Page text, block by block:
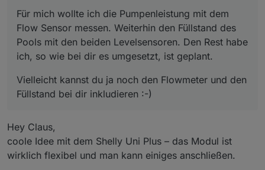
Für mich wollte ich die Pumpenleistung mit dem
Flow Sensor messen. Weiterhin den Füllstand des
Pools mit den beiden Levelsensoren. Den Rest habe
ich, so wie bei dir es umgesetzt, ist geplant.
Vielleicht kannst du ja noch den Flowmeter und den
Füllstand bei dir inkludieren :-)
Hey Claus,
coole Idee mit dem Shelly Uni Plus – das Modul ist
wirklich flexibel und man kann einiges anschließen.